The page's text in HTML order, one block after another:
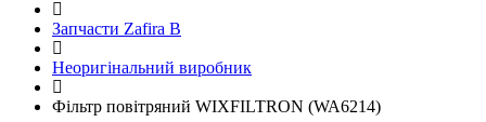
Запчасти Zafira B
Неоригінальний виробник
Фільтр повітряний WIXFILTRON (WA6214)